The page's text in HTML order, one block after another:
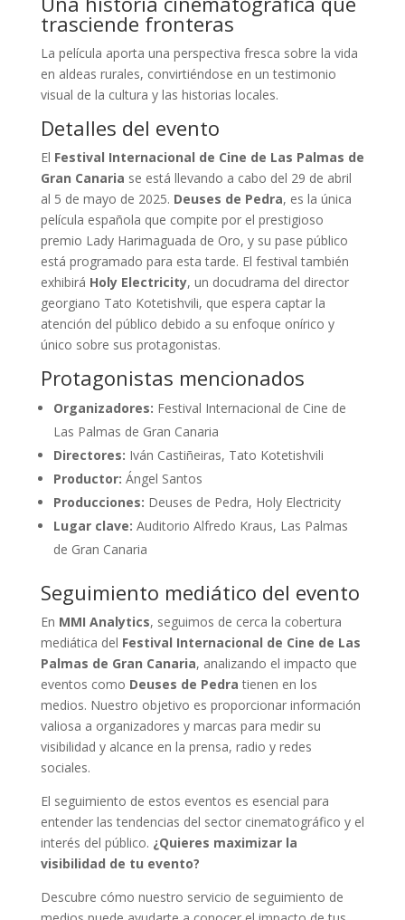
trasciende fronteras
La película aporta una perspectiva fresca sobre la vida
en aldeas rurales, convirtiéndose en un testimonio
visual de la cultura y las historias locales.
Detalles del evento
El Festival Internacional de Cine de Las Palmas de
Gran Canaria se está llevando a cabo del 29 de abril
al 5 de mayo de 2025. Deuses de Pedra, es la única
película española que compite por el prestigioso
premio Lady Harimaguada de Oro, y su pase público
está programado para esta tarde. El festival también
exhibirá Holy Electricity, un docudrama del director
georgiano Tato Kotetishvili, que espera captar la
atención del público debido a su enfoque onírico y
único sobre sus protagonistas.
Protagonistas mencionados
Organizadores: Festival Internacional de Cine de
Las Palmas de Gran Canaria
Directores: Iván Castiñeiras, Tato Kotetishvili
Productor: Ángel Santos
Producciones: Deuses de Pedra, Holy Electricity
Lugar clave: Auditorio Alfredo Kraus, Las Palmas
de Gran Canaria
Seguimiento mediático del evento
En MMI Analytics, seguimos de cerca la cobertura
mediática del Festival Internacional de Cine de Las
Palmas de Gran Canaria, analizando el impacto que
eventos como Deuses de Pedra tienen en los
medios. Nuestro objetivo es proporcionar información
valiosa a organizadores y marcas para medir su
visibilidad y alcance en la prensa, radio y redes
sociales.
El seguimiento de estos eventos es esencial para
entender las tendencias del sector cinematográfico y el
interés del público. ¿Quieres maximizar la
visibilidad de tu evento?
Descubre cómo nuestro servicio de seguimiento de